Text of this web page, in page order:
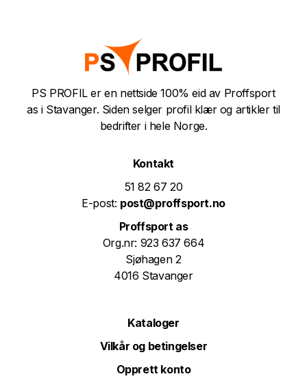
PS PROFIL er en nettside 100% eid av Proffsport
as i Stavanger. Siden selger profil klær og artikler til
bedrifter i hele Norge.
Kontakt
51 82 67 20
E-post: post@proffsport.no
Proffsport as
Org.nr: 923 637 664
Sjøhagen 2
4016 Stavanger
Kataloger
Vilkår og betingelser
Opprett konto